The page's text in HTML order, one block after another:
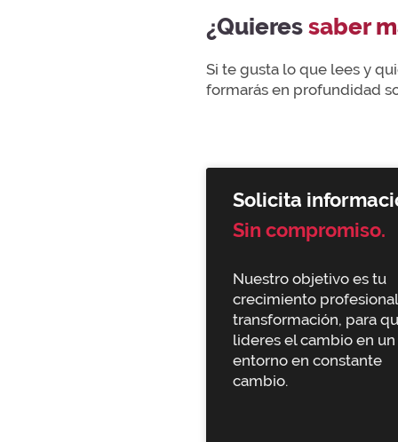
¿Quieressaber
Si te gusta lo que lees y
formarás en profundidad
Solicita
Sin compromiso.
Nuestro objetivo es tu
crecimiento
transformación, para
lideres el cambio en un
entorno en constante
cambio.